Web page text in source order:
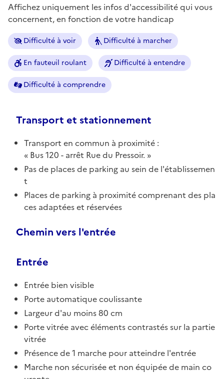
Affichez uniquement les infos d'accessibilité qui vous
concernent, en fonction de votre handicap
Difficulté à voir Difficulté à marcher
En fauteuil roulant Difficulté à entendre
Difficulté à comprendre
Transport et stationnement
Transport en commun à proximité :
Bus 120 - arrêt Rue du Pressoir.
Pas de places de parking au sein de l'établissemen
t
Places de parking à proximité comprenant des pla
ces adaptées et réservées
Chemin vers l'entrée
Entrée
Entrée bien visible
Porte automatique coulissante
Largeur d'au moins 80 cm
Porte vitrée avec éléments contrastés sur la partie
vitrée
Présence de 1 marche pour atteindre l'entrée
Marche non sécurisée et non équipée de main co